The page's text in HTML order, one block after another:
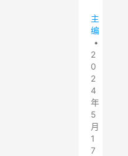
主
编
•
2
0
2
4
年
5
月
1
7